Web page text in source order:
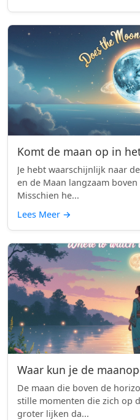
Komt de maan op in
Je hebt waarschijnlijk naar
en de Maan langzaam
Misschien he...
Lees Meer →
Waar kun je de
De maan die boven de
stille momenten die zich op
groter lijken da...